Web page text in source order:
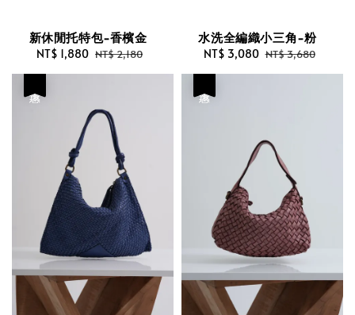
新休閒托特包-香檳金
Sale
price
NT$ 1,880 Regular
price
NT$ 2,180
水洗全編織小三角-粉
Sale
price
NT$ 3,080 Regular
price
NT$ 3,680